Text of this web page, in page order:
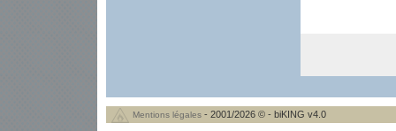
Mentions légales - 2001/2026 © - biKING v4.0